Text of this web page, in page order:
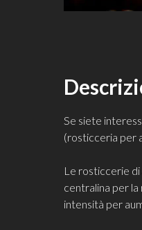
Se siete
(rosticceria per
Le rosticcerie di
centralina per la
intensità per